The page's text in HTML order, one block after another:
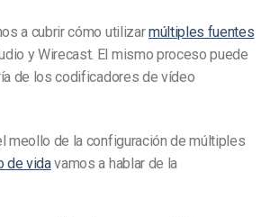
a cubrir cómo utilizarmúltiples fuentes
y Wirecast. El mismo proceso puede
de los codificadores de vídeo
meollo de la configuración de múltiples
de vidavamos a hablar de la